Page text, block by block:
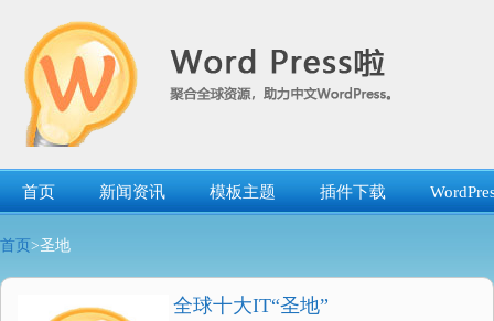
首页 新闻资讯 模板主题 插件下载
首页 >圣地
全球十大IT“圣地”